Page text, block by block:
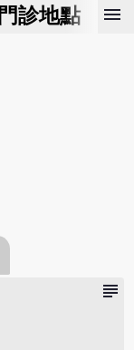
門診地點 預
menu
subject